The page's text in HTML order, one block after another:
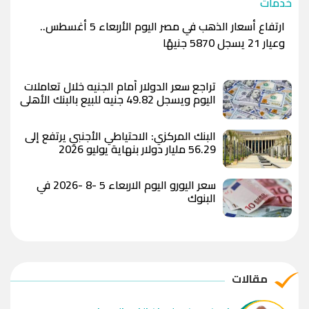
ارتفاع أسعار الذهب في مصر اليوم الأربعاء 5 أغسطس..
وعيار 21 يسجل 5870 جنيهًا
تراجع سعر الدولار أمام الجنيه خلال تعاملات
اليوم ويسجل 49.82 جنيه للبيع بالبنك الأهلي
المصري
البنك المركزي: الاحتياطي الأجنبي يرتفع إلى
56.29 مليار دولار بنهاية يوليو 2026
سعر اليورو اليوم الاربعاء 5 -8 -2026 في
البنوك
مقالات